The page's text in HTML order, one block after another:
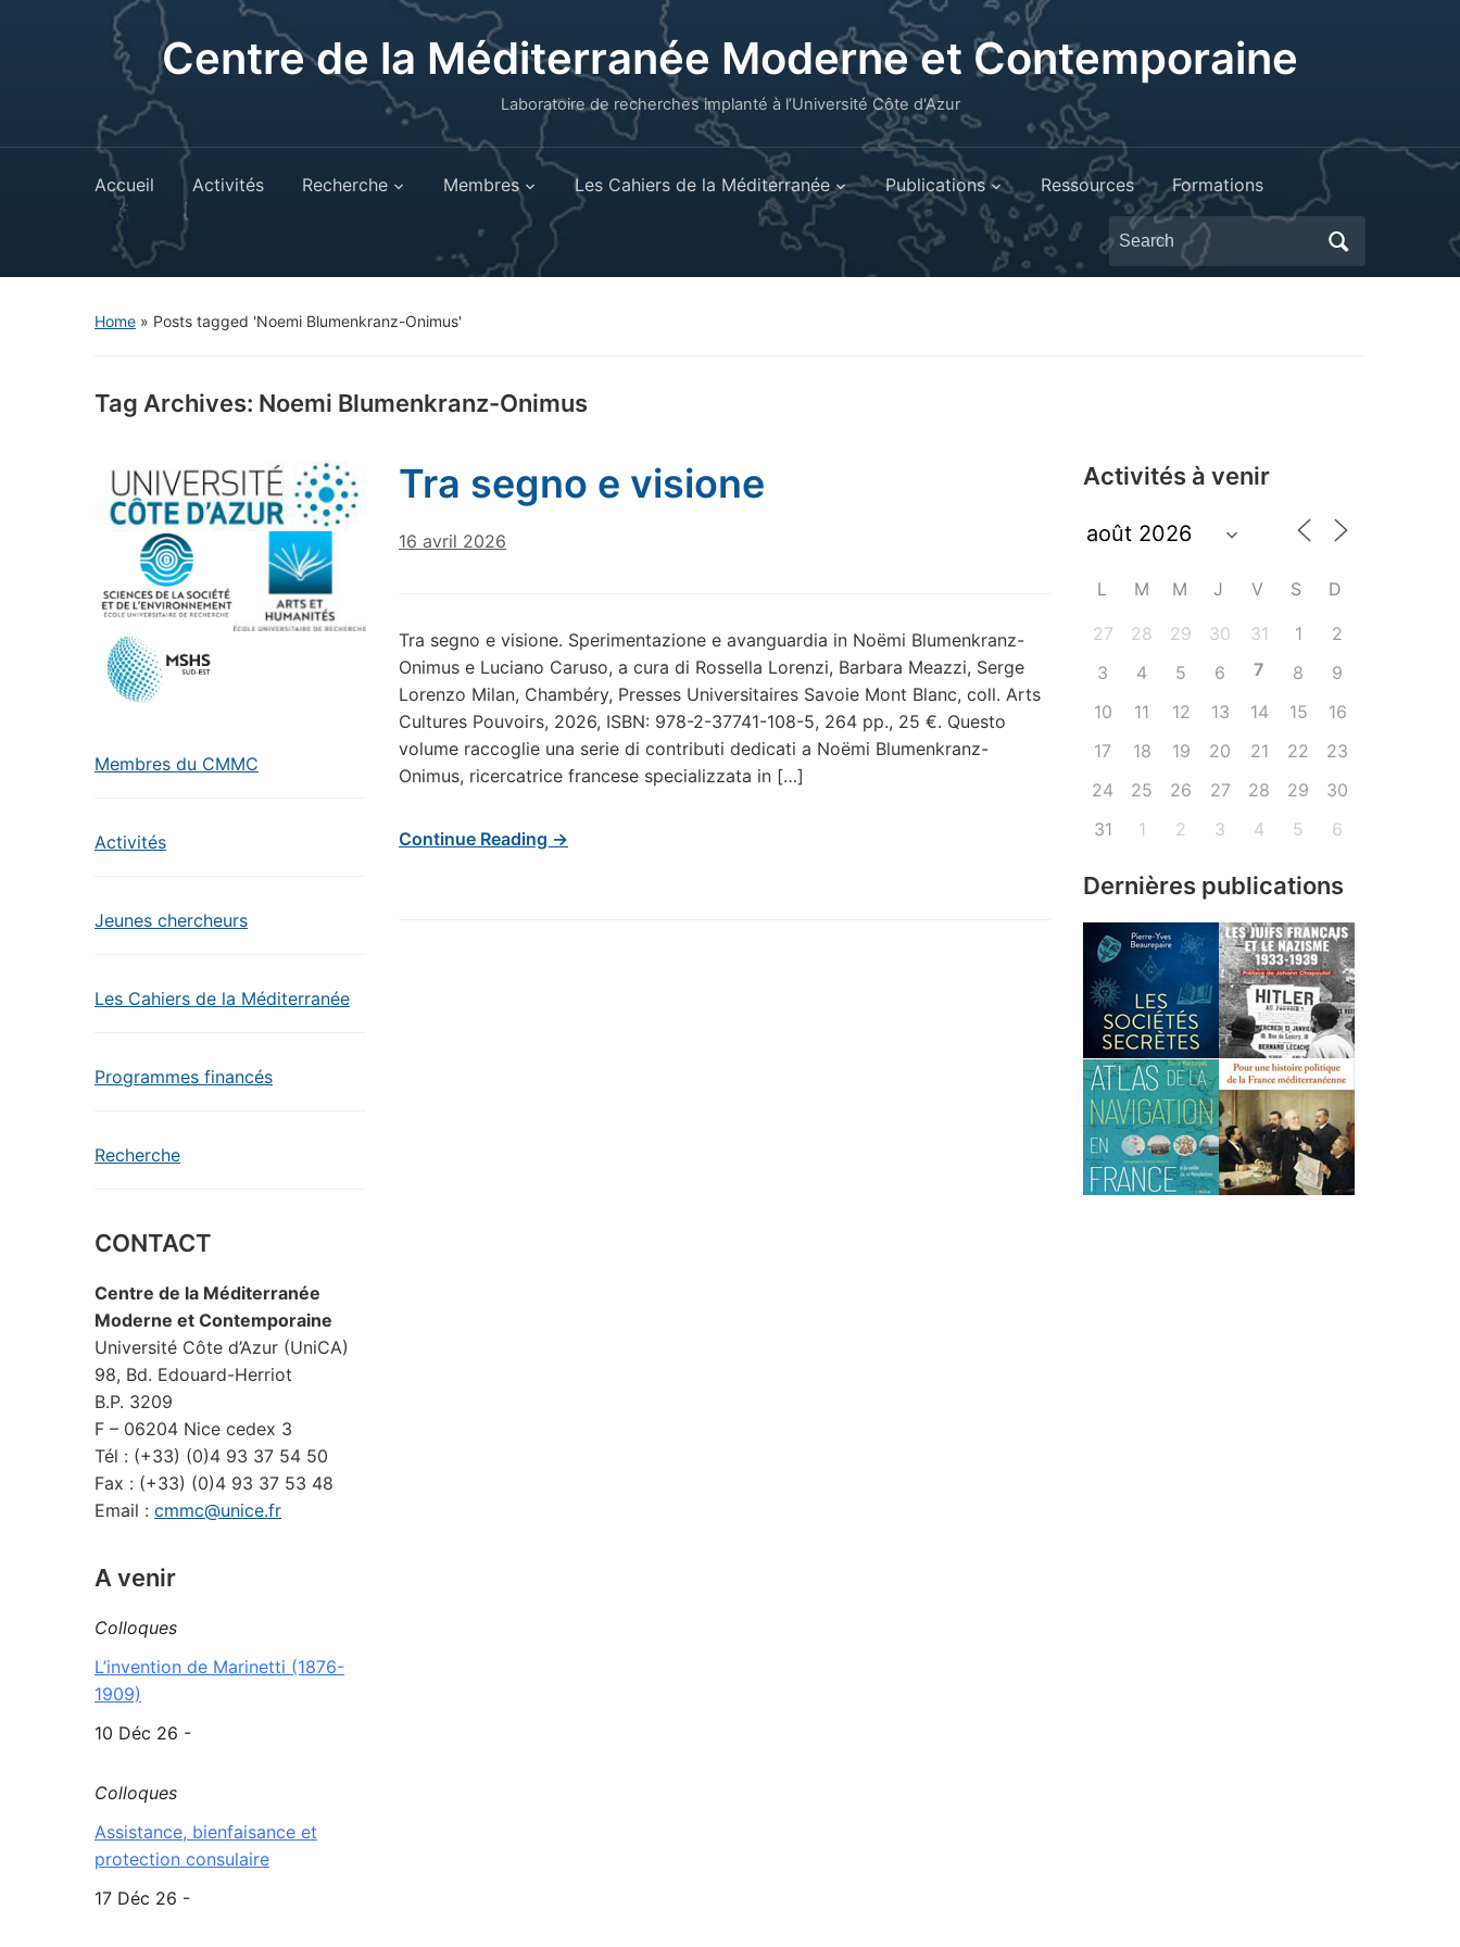
Centre de la Méditerranée Moderne et Contemporaine
Laboratoire de recherches implanté à l’Université Côte d'Azur
Accueil Activités Recherche Membres Les Cahiers de la Méditerranée Publications Ressources Formations
Search
for:
Home » Posts tagged 'Noemi Blumenkranz-Onimus'
Tag Archives: Noemi Blumenkranz-Onimus
Membres du CMMC
Activités
Jeunes chercheurs
Les Cahiers de la Méditerranée
Programmes financés
Recherche
CONTACT
Centre de la Méditerranée
Moderne et Contemporaine
Université Côte d’Azur (UniCA)
98, Bd. Edouard-Herriot
B.P. 3209
F – 06204 Nice cedex 3
Tél : (+33) (0)4 93 37 54 50
Fax : (+33) (0)4 93 37 53 48
Email : cmmc@unice.fr
A venir
Colloques
L’invention de Marinetti (1876-
1909)
10 Déc 26 -
Colloques
Assistance, bienfaisance et
protection consulaire
17 Déc 26 -
Tra segno e visione
16 avril 2026
Tra segno e visione. Sperimentazione e avanguardia in Noëmi Blumenkranz-
Onimus e Luciano Caruso, a cura di Rossella Lorenzi, Barbara Meazzi, Serge
Lorenzo Milan, Chambéry, Presses Universitaires Savoie Mont Blanc, coll. Arts
Cultures Pouvoirs, 2026, ISBN: 978-2-37741-108-5, 264 pp., 25 €. Questo
volume raccoglie una serie di contributi dedicati a Noëmi Blumenkranz-
Onimus, ricercatrice francese specializzata in […]
Continue Reading →
Activités à venir
L M M J V S D
27 28 29 30 31 1
2
3
4 5 6 7 8
9
10
11 12 13 14 15
16
17
18 19 20 21 22
23
24
25 26 27 28 29
30
31
1 2 3 4 5 6
Dernières publications